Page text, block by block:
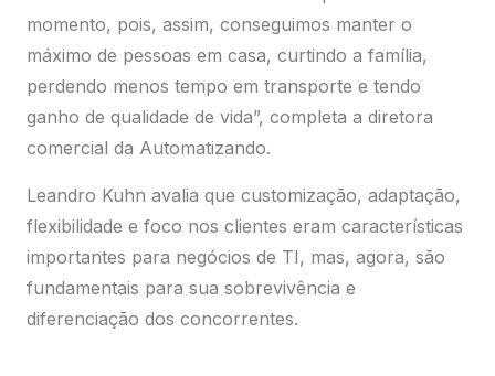
“O cliente mudou neste período e as exigências no
processo de compra/venda vão permanecer no
novo amanhã”, defende Kuhn.
“Cada vez mais, as necessidades do cliente, seja
pessoa física ou jurídica, precisam ser valorizadas e
soluções. Passado tudo isso, talvez as coisas voltem
a ser um pouco mais parecidas com o período
anterior à pandemia, com vendas prioritariamente
presenciais e em ambiente controlado, mas a mente
humana não regride. O cliente mudou neste período